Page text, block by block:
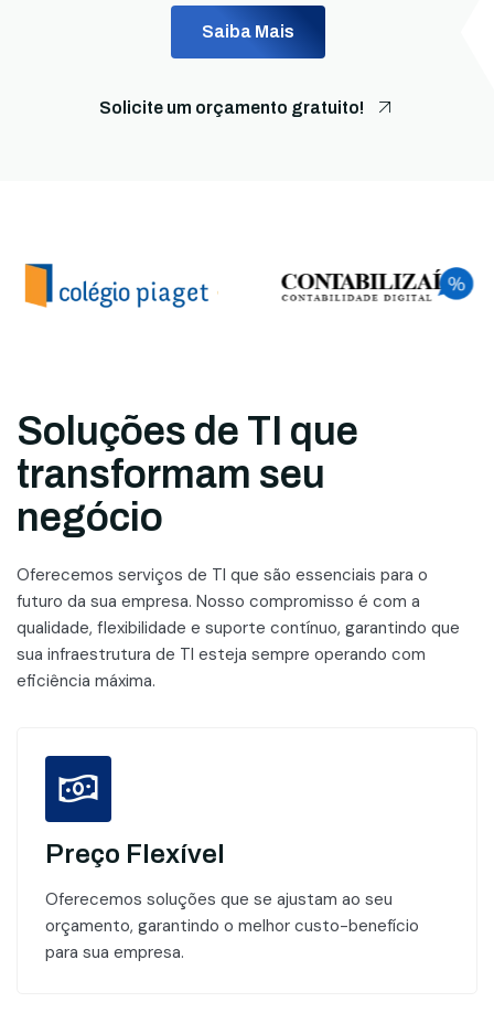
Saiba Mais
Solicite um orçamento gratuito!
Soluções de TI que
transformam seu
negócio
Oferecemos serviços de TI que são essenciais para o
futuro da sua empresa. Nosso compromisso é com a
qualidade, flexibilidade e suporte contínuo, garantindo que
sua infraestrutura de TI esteja sempre operando com
eficiência máxima.
Preço Flexível
Oferecemos soluções que se ajustam ao seu
orçamento, garantindo o melhor custo-benefício
para sua empresa.